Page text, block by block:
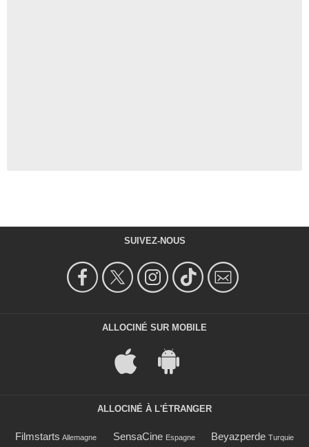
SUIVEZ-NOUS
ALLOCINÉ SUR MOBILE
ALLOCINÉ À L'ÉTRANGER
Filmstarts Allemagne SensaCine Espagne Beyazperde Turquie